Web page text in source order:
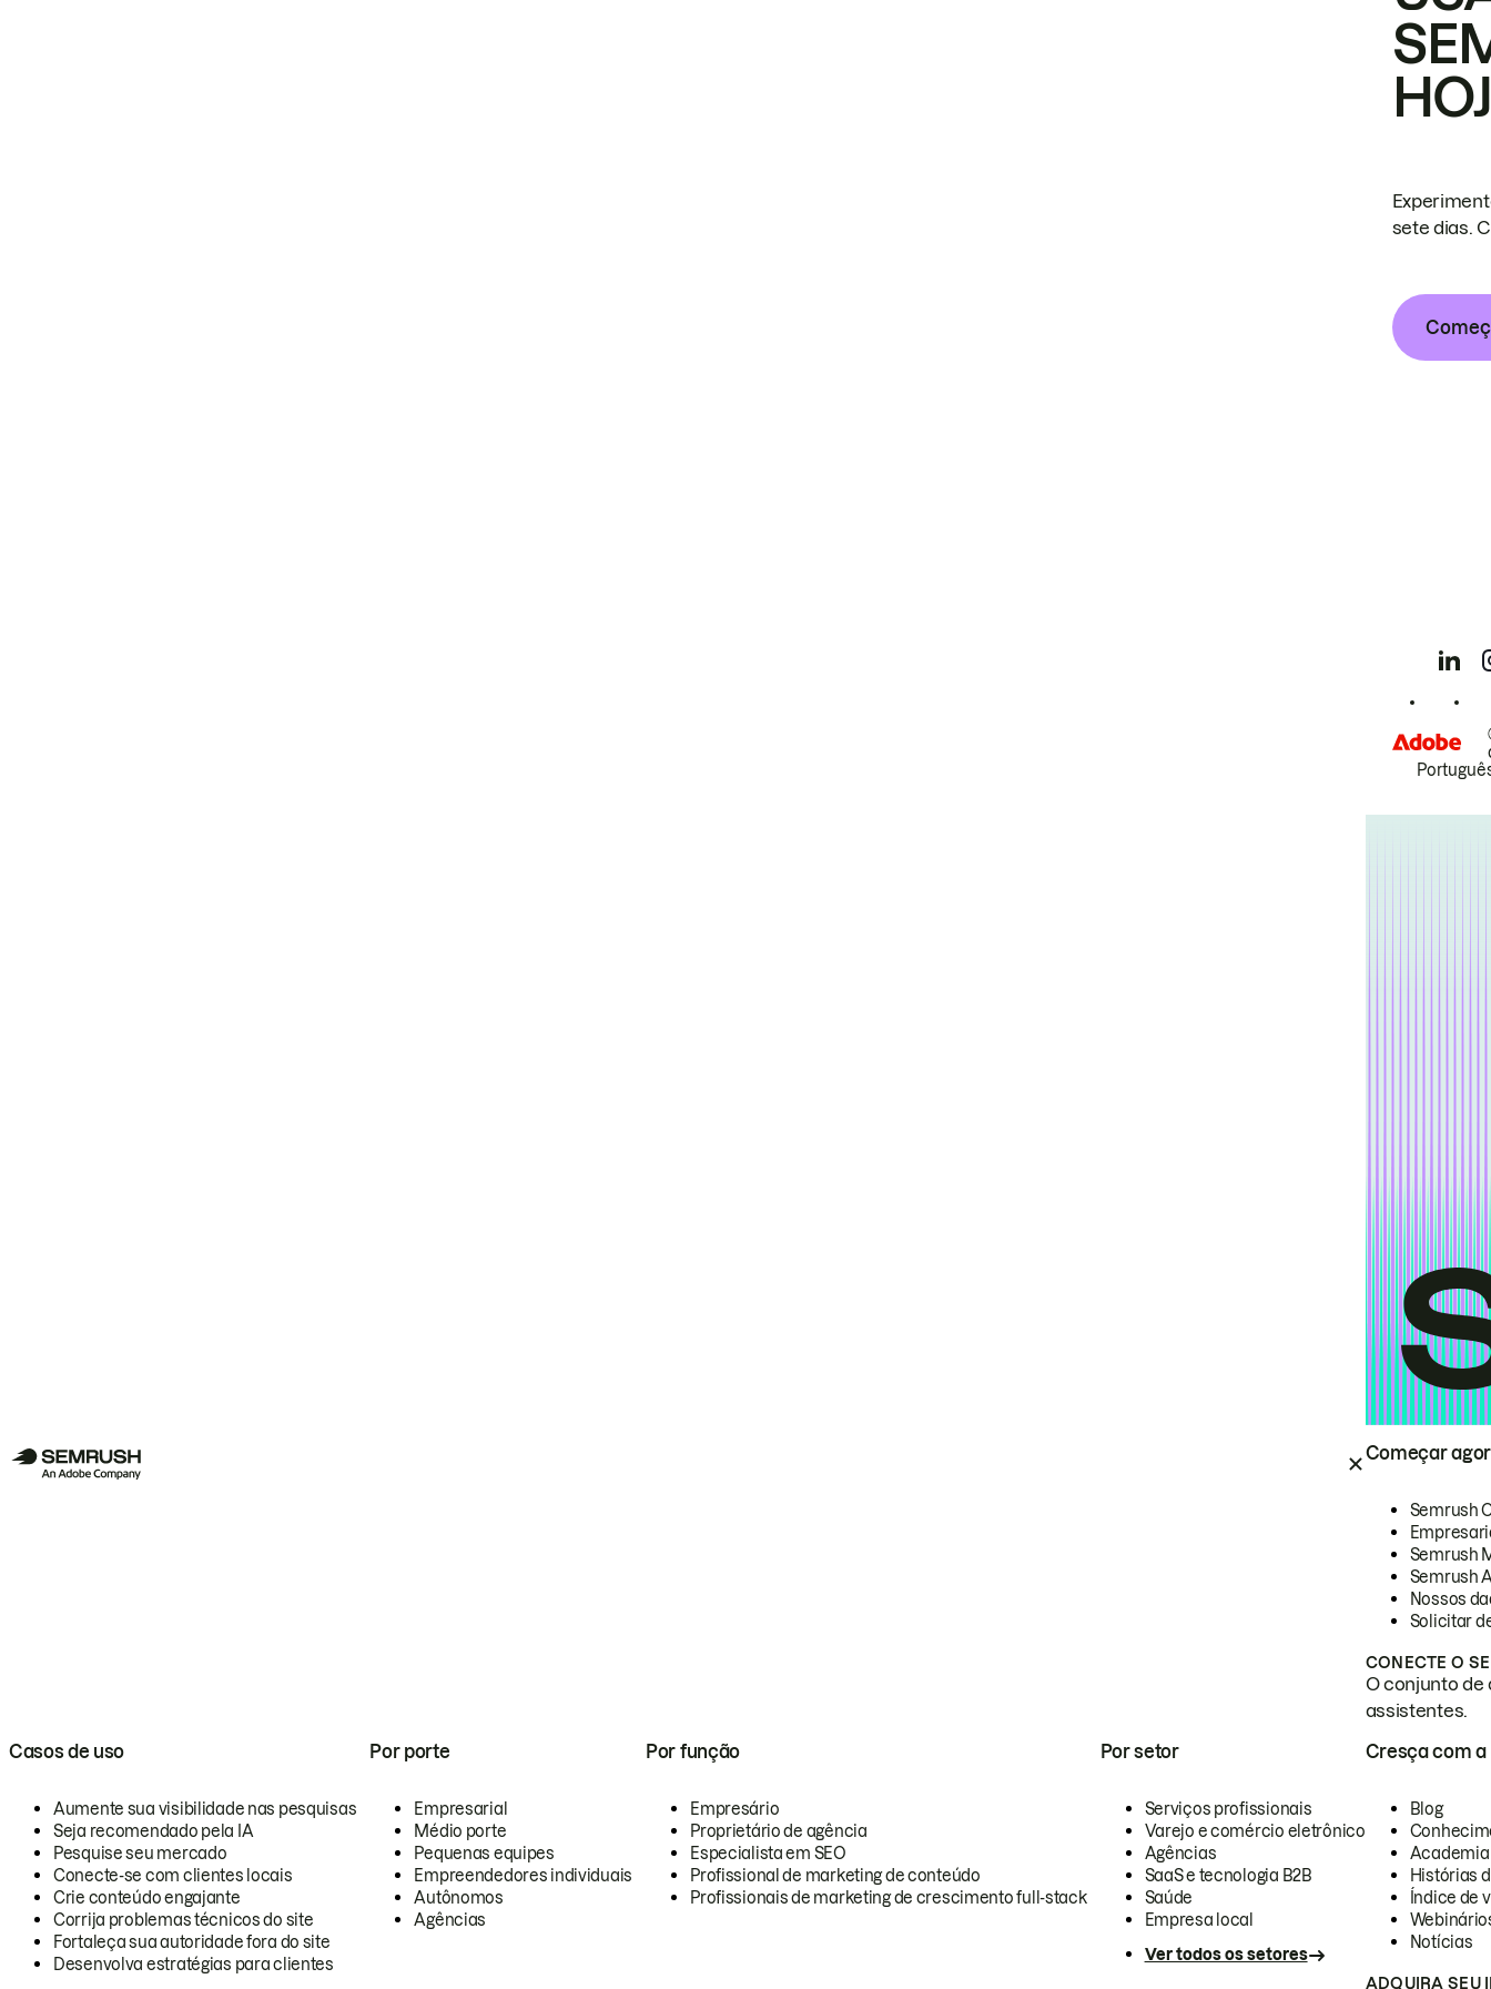
Começar
Semrush
Semrush
Semrush
Nossos
Solicitar
CONECTE O
O conjunto de
assistentes.
Casos de uso
Aumente sua visibilidade nas pesquisas
Seja recomendado pela IA
Pesquise seu mercado
Conecte-se com clientes locais
Crie conteúdo engajante
Corrija problemas técnicos do site
Fortaleça sua autoridade fora do site
Desenvolva estratégias para clientes
Por porte
Empresarial
Médio porte
Pequenas equipes
Empreendedores individuais
Autônomos
Agências
Por função
Empresário
Proprietário de agência
Especialista em SEO
Profissional de marketing de conteúdo
Profissionais de marketing de crescimento full-stack
Por setor
Serviços profissionais
Varejo e comércio eletrônico
Agências
SaaS e tecnologia B2B
Saúde
Empresa local
Ver todos os setores
Cresça com a
Blog
Academia
Histórias
Índice de
Notícias
ADQUIRA SEU
sete dias.